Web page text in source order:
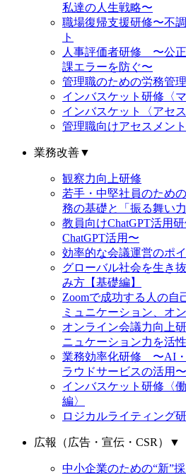
私達の人生戦略〜
職場復帰支援研修〜不
ト
人事評価者研修 〜公
課エラーを防ぐ〜
管理職のための労務管
インバスケット研修〈
インバスケット〈アセス
管理職向けアセスメン
業務改善▼
観察力向上研修
若手・中堅社員のため
務の基礎と「振る舞い
教員向けChatGPT活用
ChatGPT活用〜
効率的な会議運営のポ
グローバル社会を生き
み方【基礎編】
Zoomで成功する人の
ミュニケーション、オ
オンライン会議力向上
ニュケーション力を活
業務効率化研修 〜AI
ラウドサービスの活用〜
インバスケット研修〈
編〉
ロジカルライティング
広報（広告・宣伝・CSR） ▼
中小企業のための“新”